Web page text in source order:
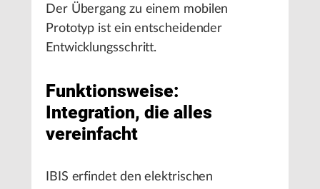
Der Übergang zu einem mobilen
Prototyp ist ein entscheidender
Entwicklungsschritt.
Funktionsweise:
Integration, die alles
vereinfacht
IBIS erfindet den elektrischen